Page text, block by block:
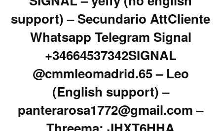
support) – Secundario AttCliente
Whatsapp Telegram Signal
+34664537342SIGNAL
@cmmleomadrid.65 – Leo
(English support) –
panterarosa1772@gmail.com –